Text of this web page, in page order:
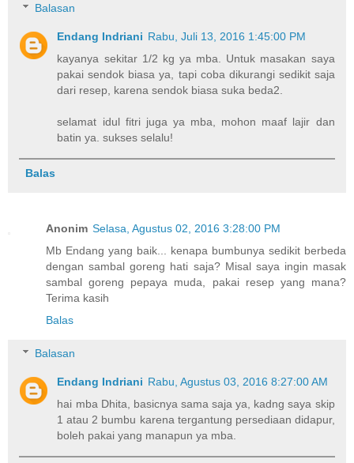
Balasan
Endang Indriani Rabu, Juli 13, 2016 1:45:00 PM
kayanya sekitar 1/2 kg ya mba. Untuk masakan saya
pakai sendok biasa ya, tapi coba dikurangi sedikit saja
dari resep, karena sendok biasa suka beda2.
selamat idul fitri juga ya mba, mohon maaf lajir dan
batin ya. sukses selalu!
Balas
Anonim Selasa, Agustus 02, 2016 3:28:00 PM
Mb Endang yang baik... kenapa bumbunya sedikit berbeda
dengan sambal goreng hati saja? Misal saya ingin masak
sambal goreng pepaya muda, pakai resep yang mana?
Terima kasih
Balas
Balasan
Endang Indriani Rabu, Agustus 03, 2016 8:27:00 AM
hai mba Dhita, basicnya sama saja ya, kadng saya skip
1 atau 2 bumbu karena tergantung persediaan didapur,
boleh pakai yang manapun ya mba.